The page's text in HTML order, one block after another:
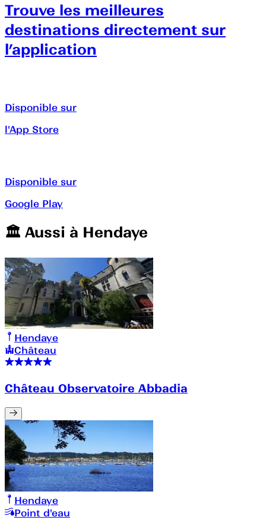
Trouve les meilleures
destinations directement sur
l’application
Disponible sur
l'App Store
Disponible sur
Google Play
🏛️️ Aussi à Hendaye
Hendaye
Château
Château Observatoire Abbadia
Hendaye
Point d'eau